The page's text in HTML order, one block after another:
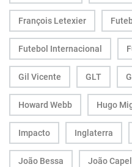
François Letexier
Futebol Internacional
Gil Vicente GLT
Howard Webb Hugo
Impacto Inglaterra
João Bessa João